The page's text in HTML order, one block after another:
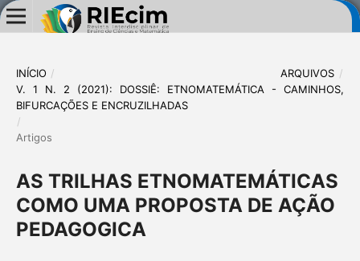
INÍCIO / ARQUIVOS /
V. 1 N. 2 (2021): DOSSIÊ: ETNOMATEMÁTICA - CAMINHOS,
BIFURCAÇÕES E ENCRUZILHADAS
/
Artigos
AS TRILHAS ETNOMATEMÁTICAS
COMO UMA PROPOSTA DE AÇÃO
PEDAGOGICA